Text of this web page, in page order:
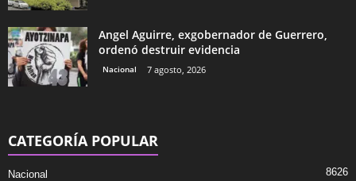
Angel Aguirre, exgobernador de Guerrero,
ordenó destruir evidencia
Nacional 7 agosto, 2026
CATEGORÍA POPULAR
Nacional 8626